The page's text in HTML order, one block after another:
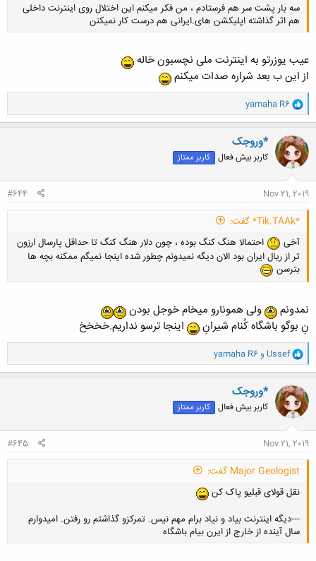
سه بار پشت سر هم فرستادم‌ ، من فکر میکنم این اختلال روی اینترنت داخلی
هم اثر گذاشته اپلیکشن های.ایرانی هم درست کار نمیکنن
عیب یوزرتو به اینترنت ملی نچسبون خاله
از این ب بعد شراره صدات میکنم
و
ا
ک
ن
ش
ه
ا
yamaha R6
*وروجک
کاربر بیش فعال کاربر ممتاز
Nov 21, 2019
#644
*Tik.TAAk* گفت:
آخی
احتمالا هنگ کنگ بوده ، چون دلار هنگ کنگ تا حداقل پارسال ارزون
تر از ریال ایران بود الان دیگه نمیدونم چطور شده اینجا نمیگم ممکنه بچه ها
بترسن
نمدونم
ولی همونارو میخام خوجل بودن
نِ بوگو باشگاه کُنام شیرانِ
اینجا ترسو نداریم.خخخخ
و
ا
ک
ن
ش
ه
ا
Ussef و yamaha R6
*وروجک
کاربر بیش فعال کاربر ممتاز
Nov 21, 2019
#645
Major Geologist گفت:
نقل قولای قبلیو پاک کن
---دیگه اینترنت بیاد و نیاد برام مهم نیس. تمرکزو گذاشتم رو رفتن. امیدوارم
سال آینده از خارج از ایرن بیام باشگاه